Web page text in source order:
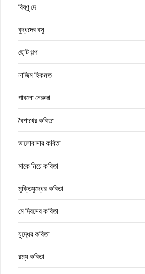
বিষ্ণু দে
বুদ্ধদেব বসু
ছোট গল্প
নাজিম হিকমত
পাবলো নেরুদা
বৈশাখের কবিতা
ভালোবাসার কবিতা
মাকে নিয়ে কবিতা
মুক্তিযুদ্ধের কবিতা
মে দিবসের কবিতা
যুদ্ধের কবিতা
রম্য কবিতা